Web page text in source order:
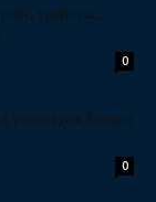
γραβιέρα,
0
για να έχεις δύναμη
0